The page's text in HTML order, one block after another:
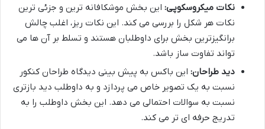
نکات میکروسکوپی: این بخش موشکافانه ترین و جزئی ترین
نکات هر شکل را بررسی می کند. این نکات ریز، اغلب چالش
برانگیزترین بخش برای داوطلبان هستند و تسلط بر آن ها می
تواند تفاوت ساز باشد.
دید طراحان: این باکس به پیش بینی دیدگاه طراحان کنکور
نسبت به یک تصویر خاص می پردازد و به داوطلب دید بازتری
نسبت به سوالات احتمالی می دهد. این بخش داوطلب را به
تدریج حرفه ای تر می کند.